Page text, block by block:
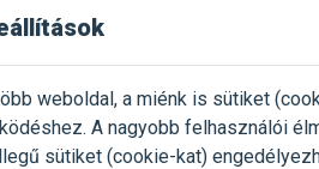
100%ajánlaná ezt
weboldal, a miénk is sütiket
A nagyobb felhasználói
sütiket (cookie-kat)